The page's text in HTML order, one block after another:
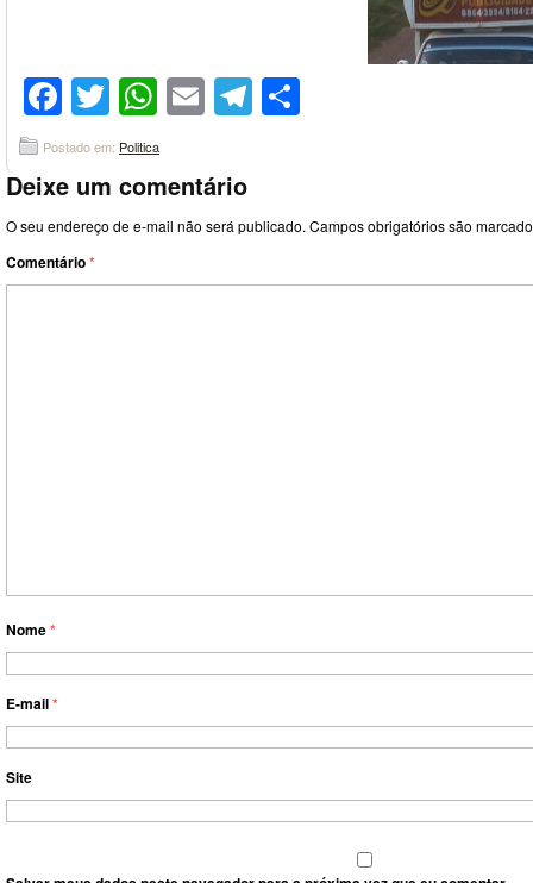
Facebook
Twitter
WhatsApp
EmailTelegram
Postado em: Politica
Deixe um comentário
O seu endereço de e-mail não será publicado. Campos obrigatórios são
Comentário*
Nome*
E-mail*
Site